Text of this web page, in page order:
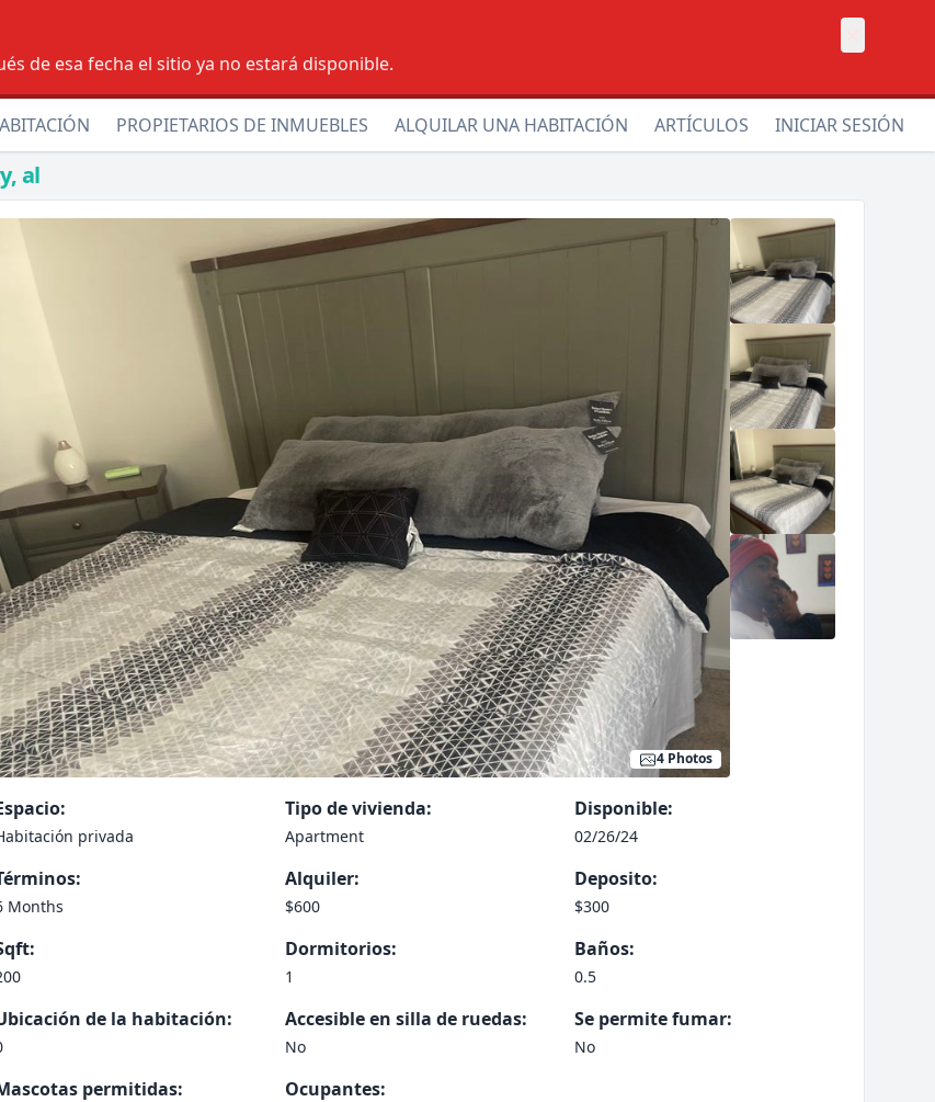
de esa fecha el sitio ya no estará disponible.
PROPIETARIOS DE INMUEBLES ALQUILAR UNA HABITACIÓN ARTÍCULOS INICIAR SESIÓN
al
4 Photos
privada
Tipo de vivienda:
Apartment
Disponible:
02/26/24
Months
Alquiler:
$600
Deposito:
$300
Dormitorios:
1
Baños:
0.5
de la habitación: Accesible en silla de ruedas:
No
Se permite fumar:
No
permitidas: Ocupantes: